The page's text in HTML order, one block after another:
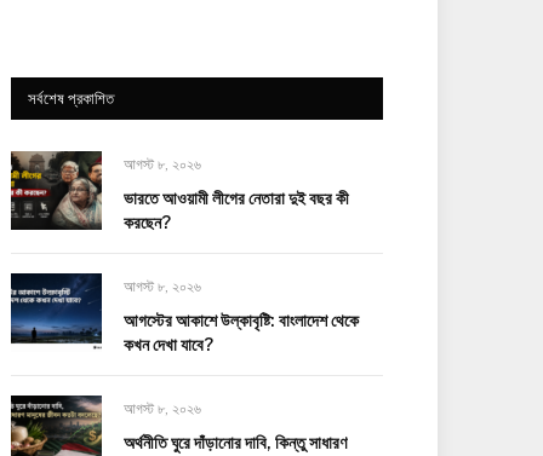
সর্বশেষ প্রকাশিত
আগস্ট ৮, ২০২৬
ভারতে আওয়ামী লীগের নেতারা দুই বছর কী
করছেন?
আগস্ট ৮, ২০২৬
আগস্টের আকাশে উল্কাবৃষ্টি: বাংলাদেশ থেকে
কখন দেখা যাবে?
আগস্ট ৮, ২০২৬
অর্থনীতি ঘুরে দাঁড়ানোর দাবি, কিন্তু সাধারণ